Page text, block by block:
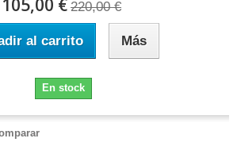
105,00 € 220,00 €
al carrito Más
En stock